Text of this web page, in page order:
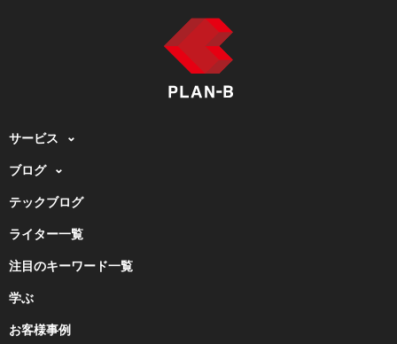
サービス
ブログ
テックブログ
ライター一覧
注目のキーワード一覧
学ぶ
お客様事例